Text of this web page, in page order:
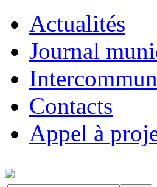
Actualités
Journal
Contacts
Appel à